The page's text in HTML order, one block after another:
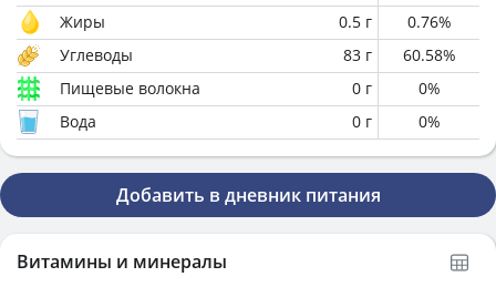
Жиры
0.5 г 0.76%
Углеводы
83 г 60.58%
Пищевые волокна
0 г 0%
Вода
0 г 0%
Добавить в дневник питания
Витамины и минералы